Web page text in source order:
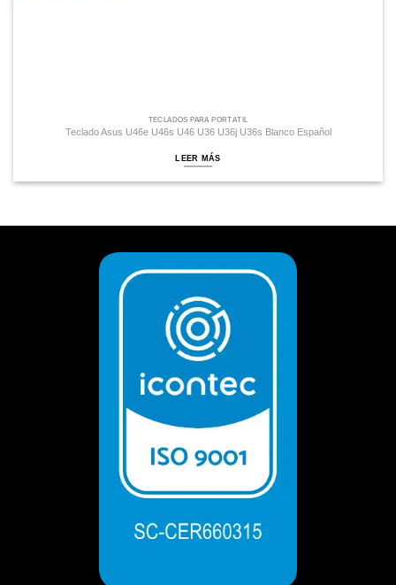
TECLADOS PARA PORTÁTIL
Teclado Asus U46e U46s U46 U36 U36j U36s Blanco Español
LEER MÁS